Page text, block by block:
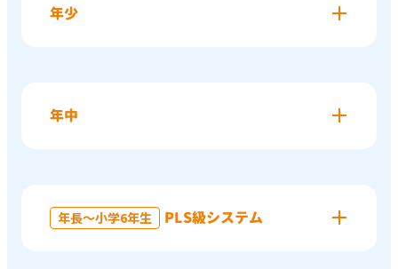
年少
年中
年長〜小学6年生 PLS級システム